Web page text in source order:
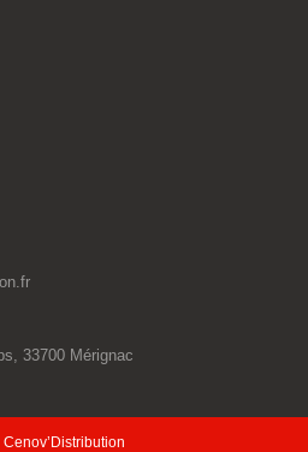
33700 Mérignac